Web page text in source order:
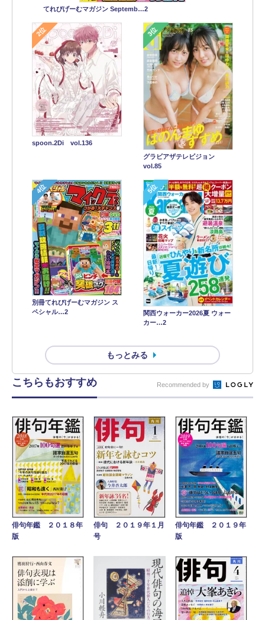
てれびげーむマガジン Septemb…2
2位
spoon.2Di vol.136
3位
グラビアザテレビジョン
vol.85
4位
別冊てれびげーむマガジン ス
ペシャル…2
5位
関西ウォーカー2026夏 ウォー
カー…2
もっとみる
こちらもおすすめ Recommended by
俳句年鑑 ２０１８年
版
俳句 ２０１９年１月
号
俳句年鑑 ２０１９年
版